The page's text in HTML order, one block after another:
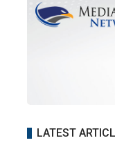
LATEST